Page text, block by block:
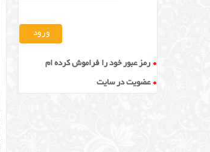
رمز عبور خود را فراموش کرده ام
عضویت در سایت